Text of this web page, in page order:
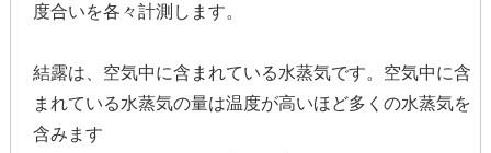
度合いを各々計測します。
結露は、空気中に含まれている水蒸気です。空気中に含
まれている水蒸気の量は温度が高いほど多くの水蒸気を
含みます